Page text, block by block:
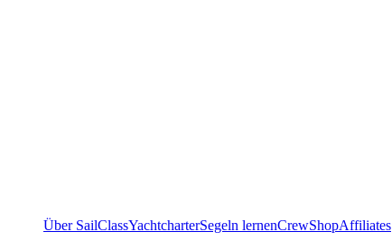
Über SailClassYachtcharterSegeln lernenCrewShopAffiliates